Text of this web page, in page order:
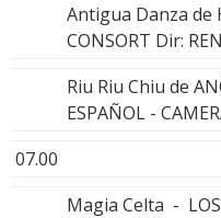
Antigua Danza de
CONSORT Dir:
Riu Riu Chiu de
ESPAÑOL -
07.00
Magia Celta - LOS